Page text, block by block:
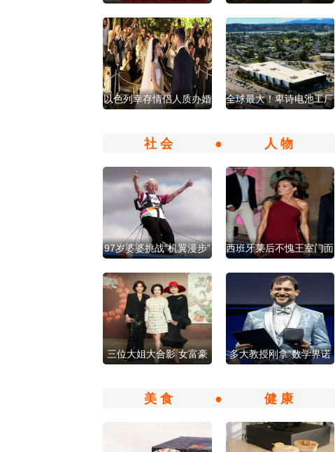
以色列幸存情侣人质办婚
全球最大！卑诗电池工厂
社 会 ● 人 物
97岁婆婆挑战“机翼漫步”
西班牙莱后不愧王室门面
三位大姐大合影 女富豪
多大教授刚拿“数学界诺
美 食 ● 健 康